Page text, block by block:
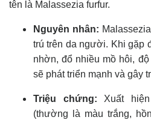
tên là Malassezia furfur.
Nguyên nhân:
trú trên da người. Khi gặp
nhờn, đổ nhiều mồ hôi,
sẽ phát triển mạnh và gây
Triệu chứng: Xuất
(thường là màu trắng,